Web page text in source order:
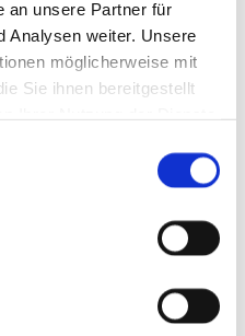
an unsere Partner für
Analysen weiter. Unsere
möglicherweise mit
Sie ihnen bereitgestellt
Pick & Pack.
das One-Scan-Shipping